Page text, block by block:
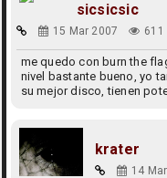
sicsicsic
15 Mar 2007 611
me quedo con burn the
nivel bastante bueno, yo
su mejor disco, tienen
krater
14